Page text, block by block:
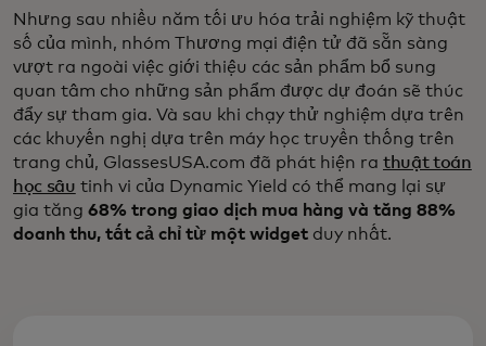
Nhưng sau nhiều năm tối ưu hóa trải nghiệm kỹ thuật
số của mình, nhóm Thương mại điện tử đã sẵn sàng
vượt ra ngoài việc giới thiệu các sản phẩm bổ sung
quan tâm cho những sản phẩm được dự đoán sẽ thúc
đẩy sự tham gia. Và sau khi chạy thử nghiệm dựa trên
các khuyến nghị dựa trên máy học truyền thống trên
trang chủ, GlassesUSA.com đã phát hiện ra thuật toán
học sâu tinh vi của Dynamic Yield có thể mang lại sự
gia tăng 68% trong giao dịch mua hàng và tăng 88%
doanh thu, tất cả chỉ từ một widget duy nhất.